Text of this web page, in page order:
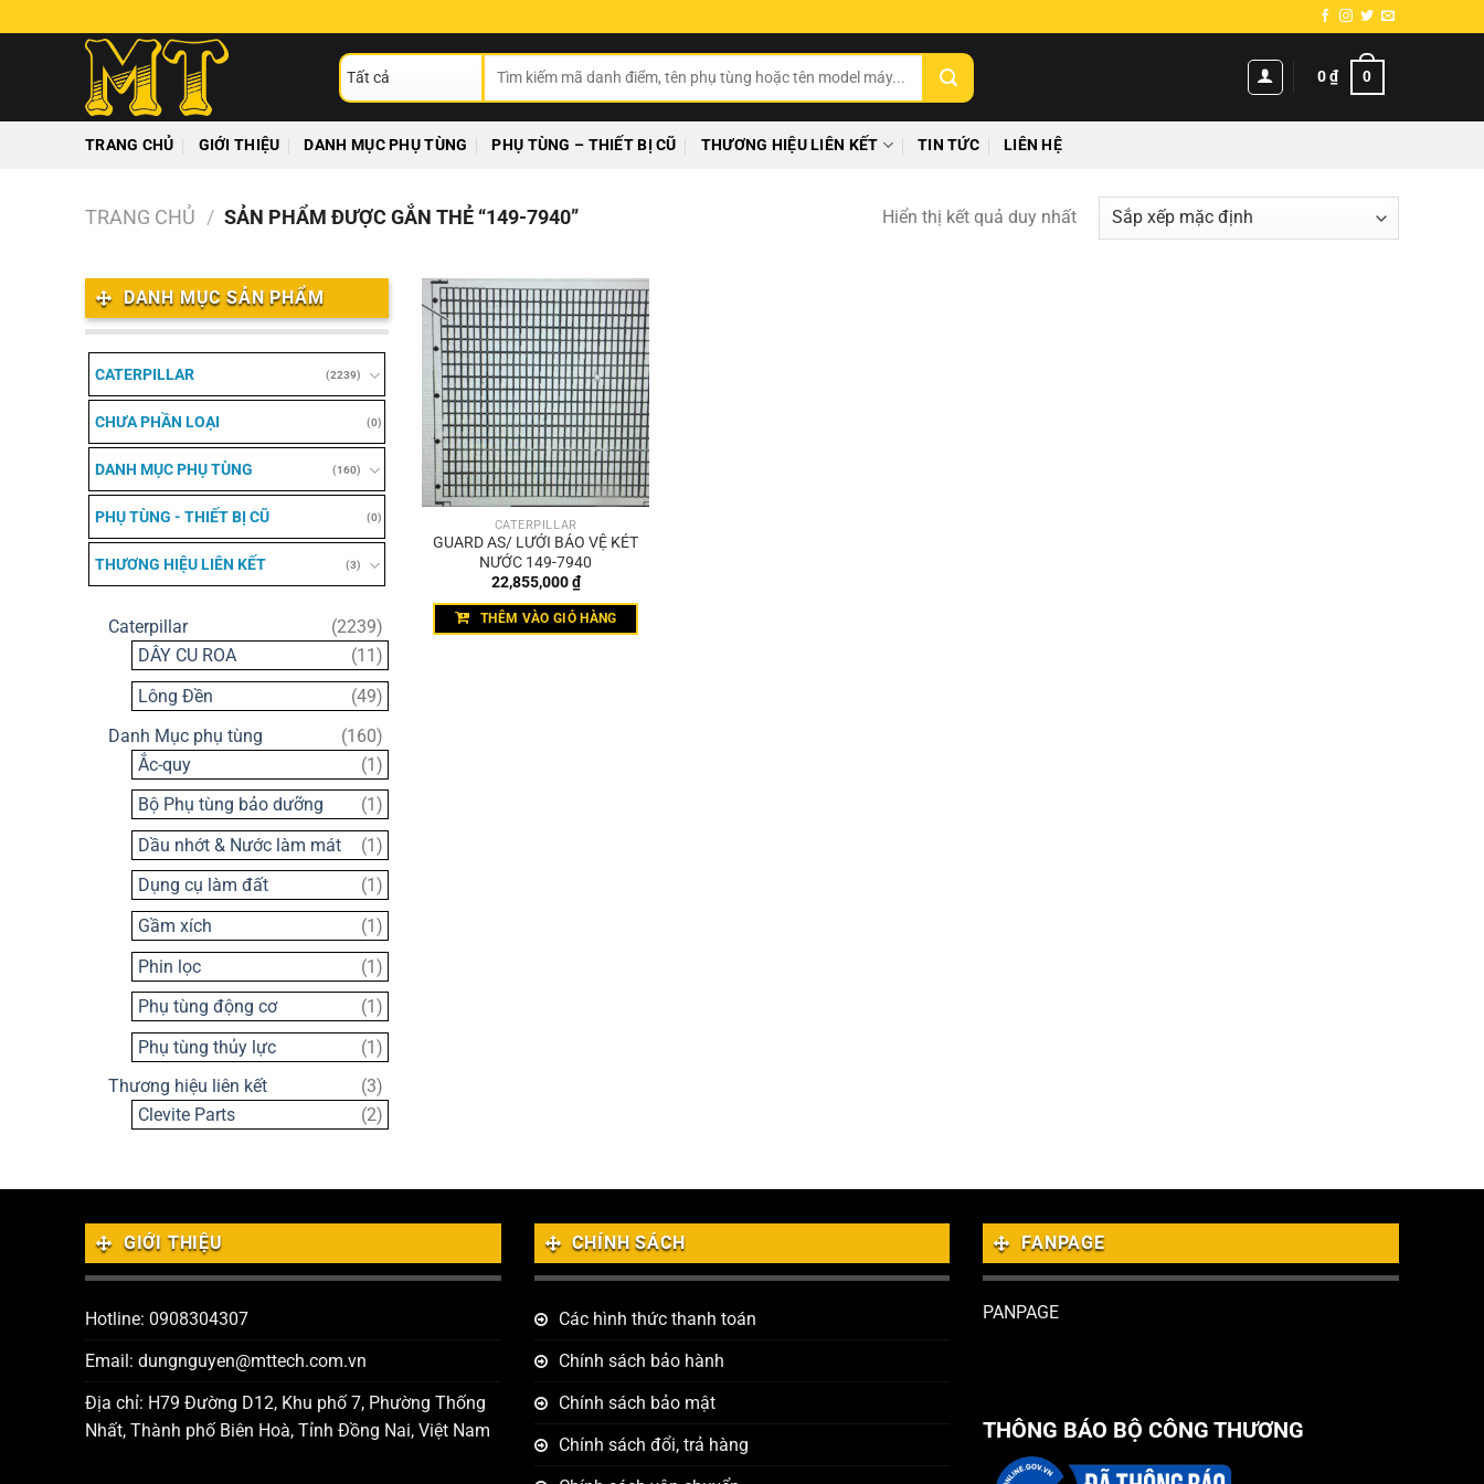
đến
kiếm:
0₫ 0
TRANG CHỦ GIỚI THIỆU DANH MỤC PHỤ TÙNG PHỤ TÙNG – THIẾT BỊ CŨ THƯƠNG HIỆU LIÊN KẾT TIN TỨC LIÊN HỆ
TRANG CHỦ / SẢN PHẨM ĐƯỢC GẮN THẺ “149-7940” Hiển thị kết quả duy nhất
DANH MỤC SẢN PHẨM
CATERPILLAR (2239)
CHƯA PHẦN LOẠI (0)
DANH MỤC PHỤ TÙNG (160)
PHỤ TÙNG - THIẾT BỊ CŨ (0)
THƯƠNG HIỆU LIÊN KẾT (3)
Caterpillar 22392239
sản
phẩm
DÂY CU ROA 11 11
sản
phẩm
Lông Đền 4949
sản
phẩm
Danh Mục phụ tùng 160160
sản
phẩm
Ắc-quy 11
sản
phẩm
Bộ Phụ tùng bảo dưỡng 1 1
sản
phẩm
Dầu nhớt & Nước làm mát 11
sản
phẩm
Dụng cụ làm đất 1 1
sản
phẩm
Gầm xích 11
sản
phẩm
Phin lọc 11
sản
phẩm
Phụ tùng động cơ 1 1
sản
phẩm
Phụ tùng thủy lực 11
sản
phẩm
Thương hiệu liên kết 33
sản
Clevite Parts 22
CATERPILLAR
GUARD AS/ LƯỚI BẢO VỆ KÉT
NƯỚC 149-7940
22,855,000₫
THÊM VÀO GIỎ HÀNG
GIỚI THIỆU
Hotline: 0908304307
Email: dungnguyen@mttech.com.vn
Địa chỉ: H79 Đường D12, Khu phố 7, Phường Thống
Nhất, Thành phố Biên Hoà, Tỉnh Đồng Nai, Việt Nam
CHÍNH SÁCH
Các hình thức thanh toán
Chính sách bảo hành
Chính sách bảo mật
Chính sách đổi, trả hàng
FANPAGE
PANPAGE
THÔNG BÁO BỘ CÔNG THƯƠNG